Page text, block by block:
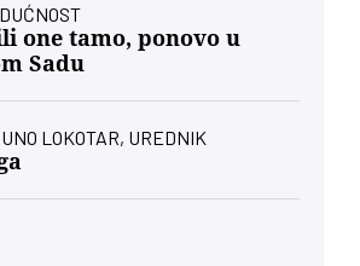
one tamo, ponovo u
Sadu
LOKOTAR, UREDNIK